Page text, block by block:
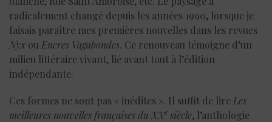
radicalement changé depuis les années 1990, lorsque je
faisais paraître mes premières nouvelles dans les revues
Nyx ou Encres Vagabondes. Ce renouveau témoigne d’un
milieu littéraire vivant, lié avant tout à l’édition
indépendante.
Ces formes ne sont pas « inédites ». Il suffit de lire Les
meilleures nouvelles françaises du XXe siècle, l’anthologie